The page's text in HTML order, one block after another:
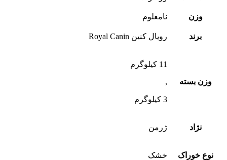
وزن نامعلوم
برند رویال کنین Royal Canin
وزن بسته
11 کیلوگرم
,
3 کیلوگرم
نژاد ژرمن
نوع خوراک خشک